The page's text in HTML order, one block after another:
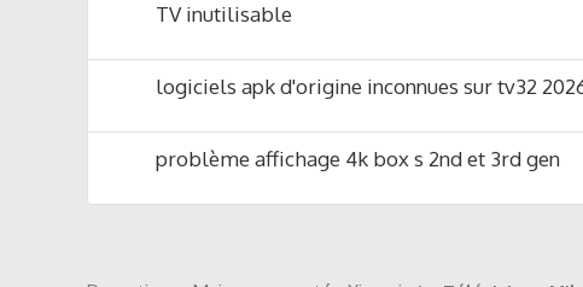
TV inutilisable
logiciels apk d'origine inconnues sur tv32
problème affichage 4k box s 2nd et 3rd gen